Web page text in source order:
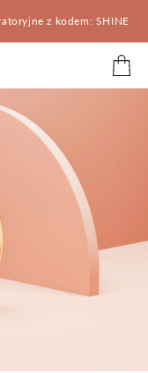
z kodem: SHINE
ślubne